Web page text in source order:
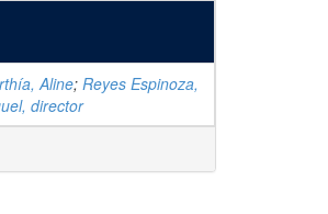
Aline; Reyes Espinoza,
director